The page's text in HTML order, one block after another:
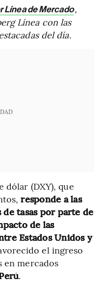
Línea de Mercado,
Línea con las
del día.
dólar (DXY), que
responde a las
tasas por parte de
de las
Estados Unidos y
el ingreso
en mercados
.